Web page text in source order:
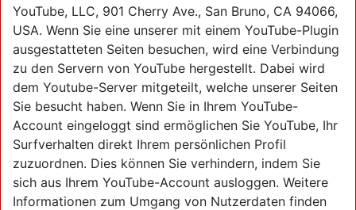
YouTube, LLC, 901 Cherry Ave., San Bruno, CA 94066,
USA. Wenn Sie eine unserer mit einem YouTube-Plugin
ausgestatteten Seiten besuchen, wird eine Verbindung
zu den Servern von YouTube hergestellt. Dabei wird
dem Youtube-Server mitgeteilt, welche unserer Seiten
Sie besucht haben. Wenn Sie in Ihrem YouTube-
Account eingeloggt sind ermöglichen Sie YouTube, Ihr
Surfverhalten direkt Ihrem persönlichen Profil
zuzuordnen. Dies können Sie verhindern, indem Sie
sich aus Ihrem YouTube-Account ausloggen. Weitere
Informationen zum Umgang von Nutzerdaten finden